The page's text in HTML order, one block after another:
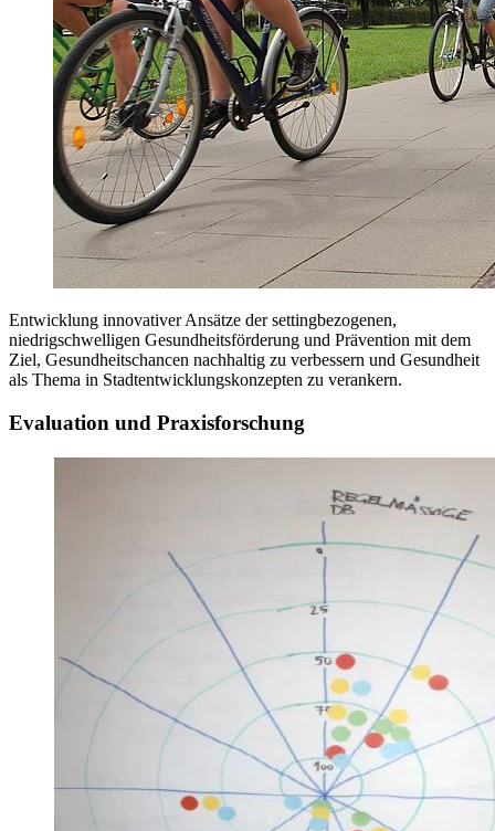
Entwicklung innovativer Ansätze der settingbezogenen,
niedrigschwelligen Gesundheitsförderung und Prävention mit dem
Ziel, Gesundheitschancen nachhaltig zu verbessern und Gesundheit
als Thema in Stadtentwicklungskonzepten zu verankern.
Evaluation und Praxisforschung